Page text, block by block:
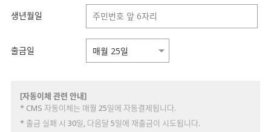
생년월일
출금일
[자동이체 관련 안내]
* CMS 자동이체는 매월 25일에 자동결제됩니다.
* 출금 실패 시 30일, 다음달 5일에 재출금이 시도됩니다.